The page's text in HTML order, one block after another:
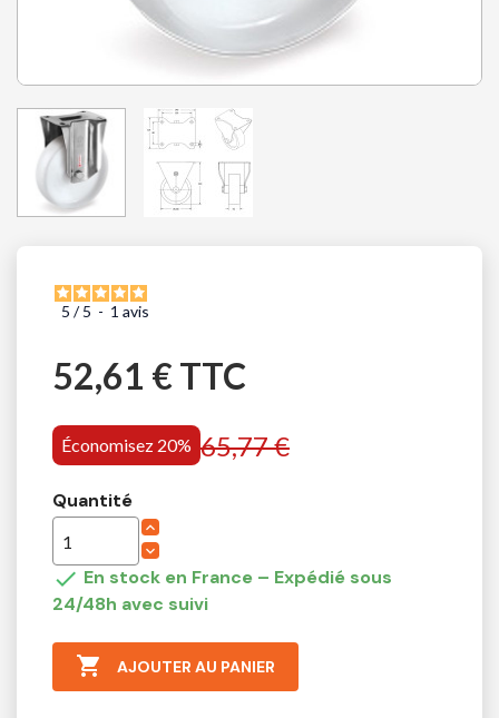
5 / 5 - 1 avis
52,61 € TTC
Économisez 20% 65,77 €
Quantité
 En stock en France – Expédié sous
24/48h avec suivi
 AJOUTER AU PANIER